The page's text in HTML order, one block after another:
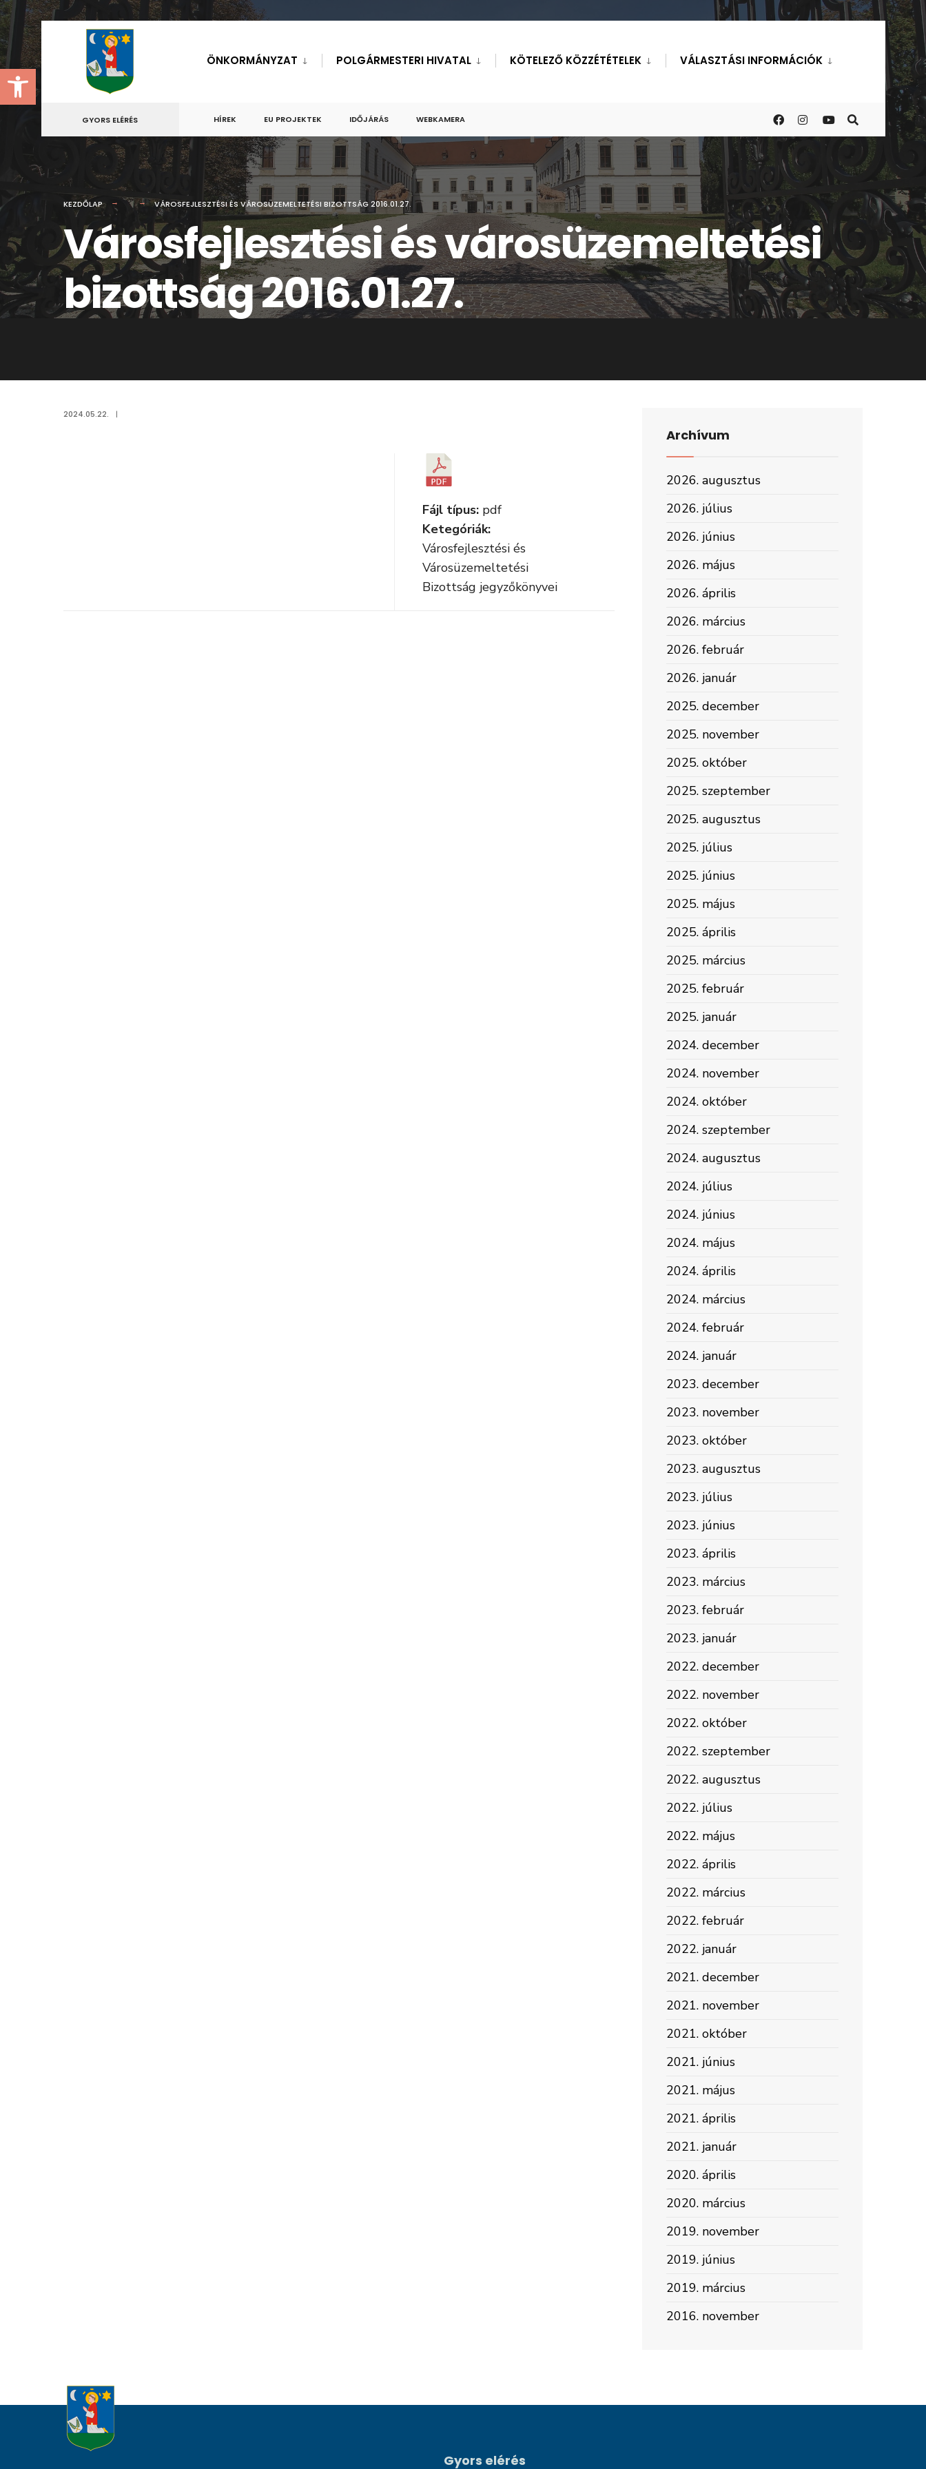
Eszköztár megnyitása
content
ÖNKORMÁNYZAT POLGÁRMESTERI HIVATAL KÖTELEZŐ KÖZZÉTÉTELEK VÁLASZTÁSI INFORMÁCIÓK
GYORS ELÉRÉS HÍREK EU PROJEKTEK IDŐJÁRÁS WEBKAMERA
KEZDŐLAP VÁROSFEJLESZTÉSI ÉS VÁROSÜZEMELTETÉSI BIZOTTSÁG 2016.01.27.
Városfejlesztési és városüzemeltetési
bizottság 2016.01.27.
2024.05.22. |
Fájl típus: pdf
Ketegóriák:
Városfejlesztési és
Városüzemeltetési
Bizottság jegyzőkönyvei
Archívum
2026. augusztus
2026. július
2026. június
2026. május
2026. április
2026. március
2026. február
2026. január
2025. december
2025. november
2025. október
2025. szeptember
2025. augusztus
2025. július
2025. június
2025. május
2025. április
2025. március
2025. február
2025. január
2024. december
2024. november
2024. október
2024. szeptember
2024. augusztus
2024. július
2024. június
2024. május
2024. április
2024. március
2024. február
2024. január
2023. december
2023. november
2023. október
2023. augusztus
2023. július
2023. június
2023. április
2023. március
2023. február
2023. január
2022. december
2022. november
2022. október
2022. szeptember
2022. augusztus
2022. július
2022. május
2022. április
2022. március
2022. február
2022. január
2021. december
2021. november
2021. október
2021. június
2021. május
2021. április
2021. január
2020. április
2020. március
2019. november
2019. június
2019. március
2016. november
Gyors elérés